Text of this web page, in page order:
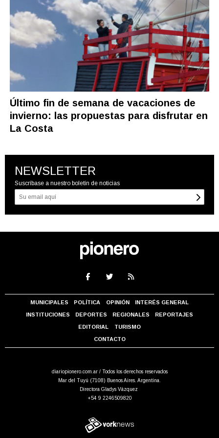
Último fin de semana de vacaciones de
invierno: las propuestas para disfrutar en
La Costa
NEWSLETTER
Suscríbase a nuestro boletín de noticias
MUNICIPALES POLÍTICA OPINIÓN INTERÉS GENERAL
INSTITUCIONES DEPORTES REGIONALES REPORTAJES
EDITORIAL TURISMO
CONTACTO
diariopionero.com.ar / Todos los derechos reservados
Mar del Tuyú (7108) Buenos Aires. Argentina.
Directora Gladys Vázquez
+54 9 2246509820